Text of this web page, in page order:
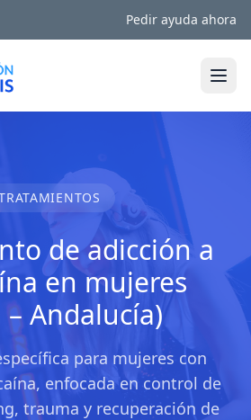
Pedir ayuda ahora
de adicción a
en mujeres
– Andalucía)
para mujeres con
enfocada en control de
trauma y recuperación de